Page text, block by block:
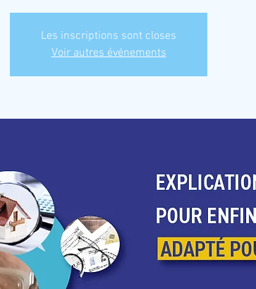
Les inscriptions sont closes
Voir autres événements